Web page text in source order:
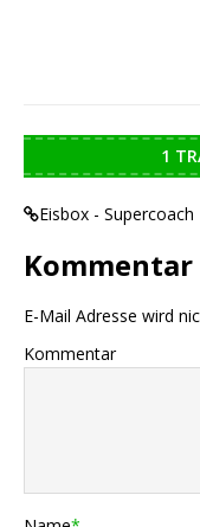
1
Eisbox - Supercoach
E-Mail Adresse wird
Kommentar